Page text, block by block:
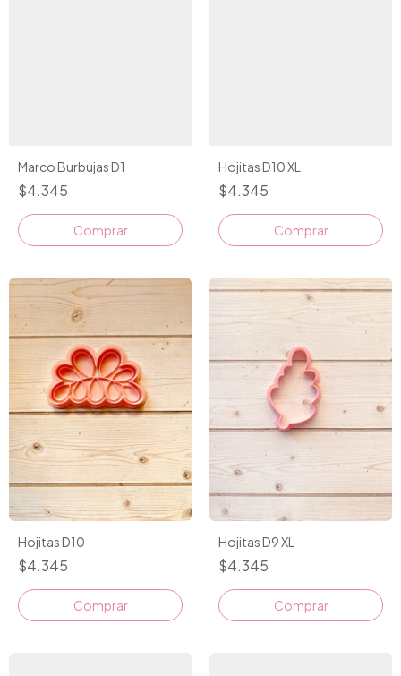
Marco Burbujas D1
$4.345
Comprar
Hojitas D10 XL
$4.345
Comprar
Hojitas D10
$4.345
Comprar
Hojitas D9 XL
$4.345
Comprar